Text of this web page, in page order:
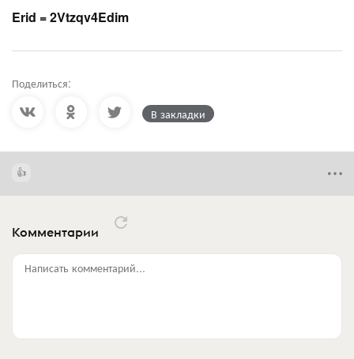
Erid = 2Vtzqv4Edim
Поделиться:
В закладки
Комментарии
Написать комментарий...